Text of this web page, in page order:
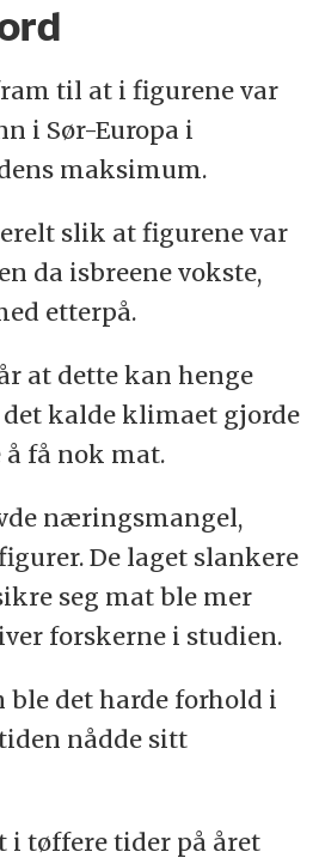
til at i figurene var
i Sør-Europa i
maksimum.
slik at figurene var
da isbreene vokste,
etterpå.
at dette kan henge
kalde klimaet gjorde
få nok mat.
næringsmangel,
De laget slankere
seg mat ble mer
forskerne i studien.
det harde forhold i
nådde sitt
i tøffere tider på året